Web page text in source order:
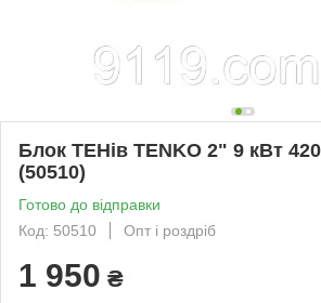
Блок ТЕНів TENKO 2" 9 кВт
(50510)
Готово до відправки
Код: 50510
Опт і роздріб
1 950 ₴